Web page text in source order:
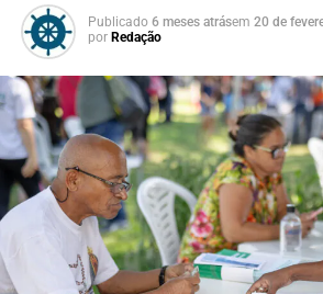
Publicado 6 meses atrásem 20 de
por Redação